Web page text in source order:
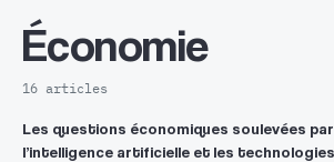
Économie
16 articles
Les questions économiques soulevées
l’intelligence artificielle et les